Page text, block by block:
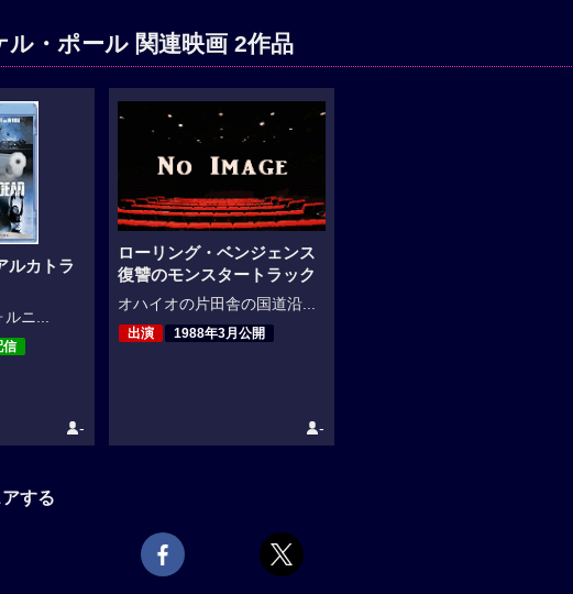
ル・ポール 関連映画 2作品
ルカトラ
ルニ...
信
-
ローリング・ベンジェンス
復讐のモンスタートラック
オハイオの片田舎の国道沿...
出演 1988年3月公開
-
する